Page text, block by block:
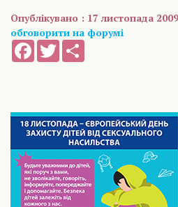
Опублікувано : 17 листопада
обговорити на форумі
FacebookTwitter